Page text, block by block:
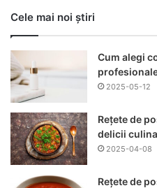
Cele mai noi știri
Cum alegi
2025-05-12
Rețete de
delicii
2025-04-08
Rețete de